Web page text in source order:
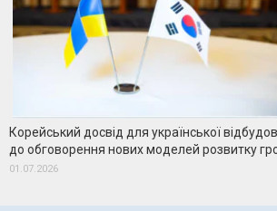
Корейський досвід для української
до обговорення нових моделей розвитку
01.07.2026